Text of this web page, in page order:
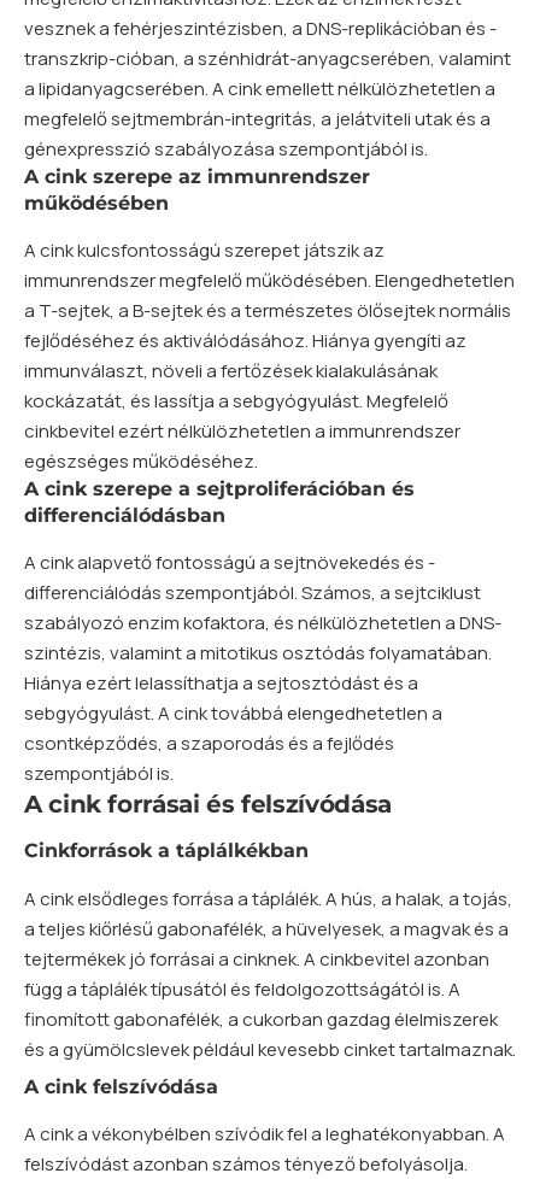
vesznek a fehérjeszintézisben, a DNS-replikációban és -
transzkrip-cióban, aszénhidrát-anyagcserében, valamint
a lipidanyagcserében. A cink emellett nélkülözhetetlen a
megfelelő sejtmembrán-integritás, a jelátviteli utak és a
génexpresszió szabályozása szempontjából is.
A cink szerepe az immunrendszer
működésében
A cink kulcsfontosságú szerepet játszik az
immunrendszer megfelelő működésében. Elengedhetetlen
a T-sejtek, a B-sejtek és a természetes ölősejtek normális
fejlődéséhez és aktiválódásához. Hiánya gyengíti az
immunválaszt, növeli a fertőzések kialakulásának
kockázatát, és lassítja a sebgyógyulást. Megfelelő
cinkbevitel ezért nélkülözhetetlen a immunrendszer
egészséges működéséhez.
A cink szerepe a sejtproliferációban és
differenciálódásban
A cink alapvető fontosságú a sejtnövekedés és -
differenciálódás szempontjából. Számos, a sejtciklust
szabályozó enzim kofaktora, és nélkülözhetetlen a DNS-
szintézis, valamint a mitotikus osztódás folyamatában.
Hiánya ezért lelassíthatja a sejtosztódást és a
sebgyógyulást. A cink továbbá elengedhetetlen a
csontképződés, a szaporodás és a fejlődés
szempontjából is.
A cink forrásai és felszívódása
Cinkforrások a táplálkékban
A cink elsődleges forrása a táplálék. A hús, a halak, a tojás,
a teljes kiőrlésű gabonafélék, a hüvelyesek, a magvak és a
tejtermékek jó forrásai a cinknek. A cinkbevitel azonban
függ a táplálék típusától és feldolgozottságától is. A
finomított gabonafélék, a cukorban gazdag élelmiszerek
és a gyümölcslevek például kevesebb cinket tartalmaznak.
A cink felszívódása
A cink a vékonybélben szívódik fel a leghatékonyabban. A
felszívódást azonban számos tényező befolyásolja.